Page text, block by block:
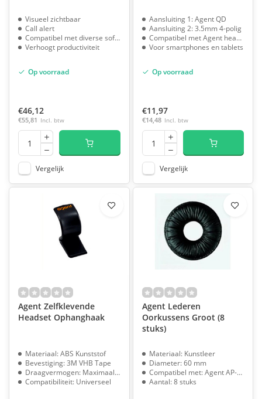
Visueel zichtbaar
Call alert
Compatibel met diverse software
Verhoogt productiviteit
Op voorraad
€46,12
€55,81 Incl. btw
Vergelijk
Aansluiting 1: Agent QD
Aansluiting 2: 3.5mm 4-polig
Compatibel met Agent headsets
Voor smartphones en tablets
Op voorraad
€11,97
€14,48 Incl. btw
Vergelijk
Agent Zelfklevende
Headset Ophanghaak
Materiaal: ABS Kunststof
Bevestiging: 3M VHB Tape
Draagvermogen: Maximaal 1 kg
Compatibiliteit: Universeel
Agent Lederen
Oorkussens Groot (8
stuks)
Materiaal: Kunstleer
Diameter: 60 mm
Compatibel met: Agent AP-1 & AP-2
Aantal: 8 stuks